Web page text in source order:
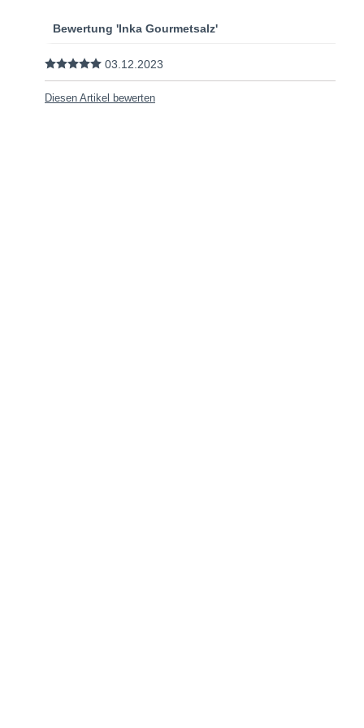
Bewertung 'Inka Gourmetsalz'
03.12.2023
Diesen Artikel bewerten